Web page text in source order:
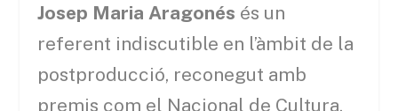
Josep Maria Aragonés és un
referent indiscutible en l’àmbit de la
postproducció, reconegut amb
premis com el Nacional de Cultura,